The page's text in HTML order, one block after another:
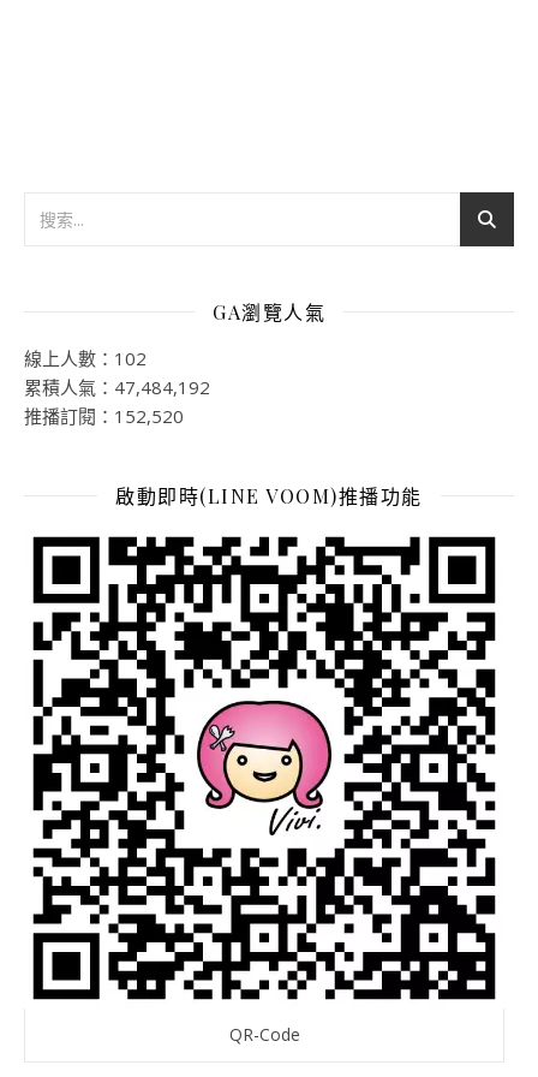
GA瀏覽人氣
線上人數：102
累積人氣：47,484,192
推播訂閱：152,520
啟動即時(LINE VOOM)推播功能
QR-Code